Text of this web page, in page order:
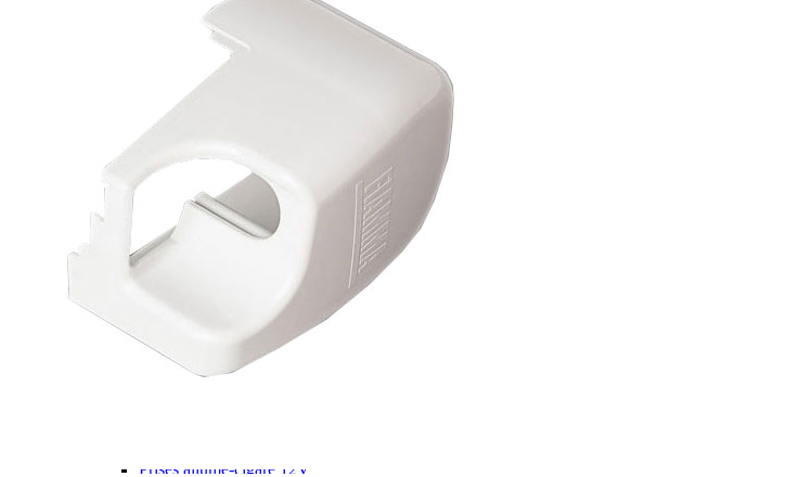
Accessoires panneaux solaires
Batteries Lithium
Batteries LIONTRON
Stations électriques portables
Accessoires batteries
Chargeurs de batteries
Séparateurs de batteries
Gamme VICTRON ENERGY
Piles à combustible
Groupes Electrogènes
Convertisseurs 12V - 230V
Transformateurs 230V - 12V
Ampoules et tubes fluo
Eclairages intérieur
Eclairages extérieur
Eclairage portatif et piles
Prises allume-cigare 12V
Nouveautés
Déstockage
Ventes Flash
Reconditionnés
Nos Véhicules en concession
Le Magasin
Concession & Véhicules
Nos véhicules Neufs
Le magasin